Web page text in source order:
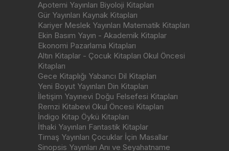
Apotemi Yayınları Biyoloji Kitapları
Gür Yayınları Kaynak Kitapları
Kariyer Meslek Yayınları Matematik Kitapları
Ekin Basım Yayın - Akademik Kitaplar
Ekonomi Pazarlama Kitapları
Altın Kitaplar - Çocuk Kitapları Okul Öncesi
Kitapları
Gece Kitaplığı Yabancı Dil Kitapları
Yeni Boyut Yayınları Din Kitapları
İletişim Yayınevi Doğu Felsefesi Kitapları
Remzi Kitabevi Okul Öncesi Kitapları
İndigo Kitap Öykü Kitapları
İthaki Yayınları Fantastik Kitaplar
Timaş Yayınları Çocuklar İçin Masallar
Sinopsis Yayınları Anı ve Seyahatname